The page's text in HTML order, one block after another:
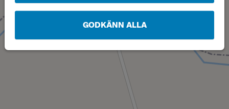
GODKÄNN ALLA